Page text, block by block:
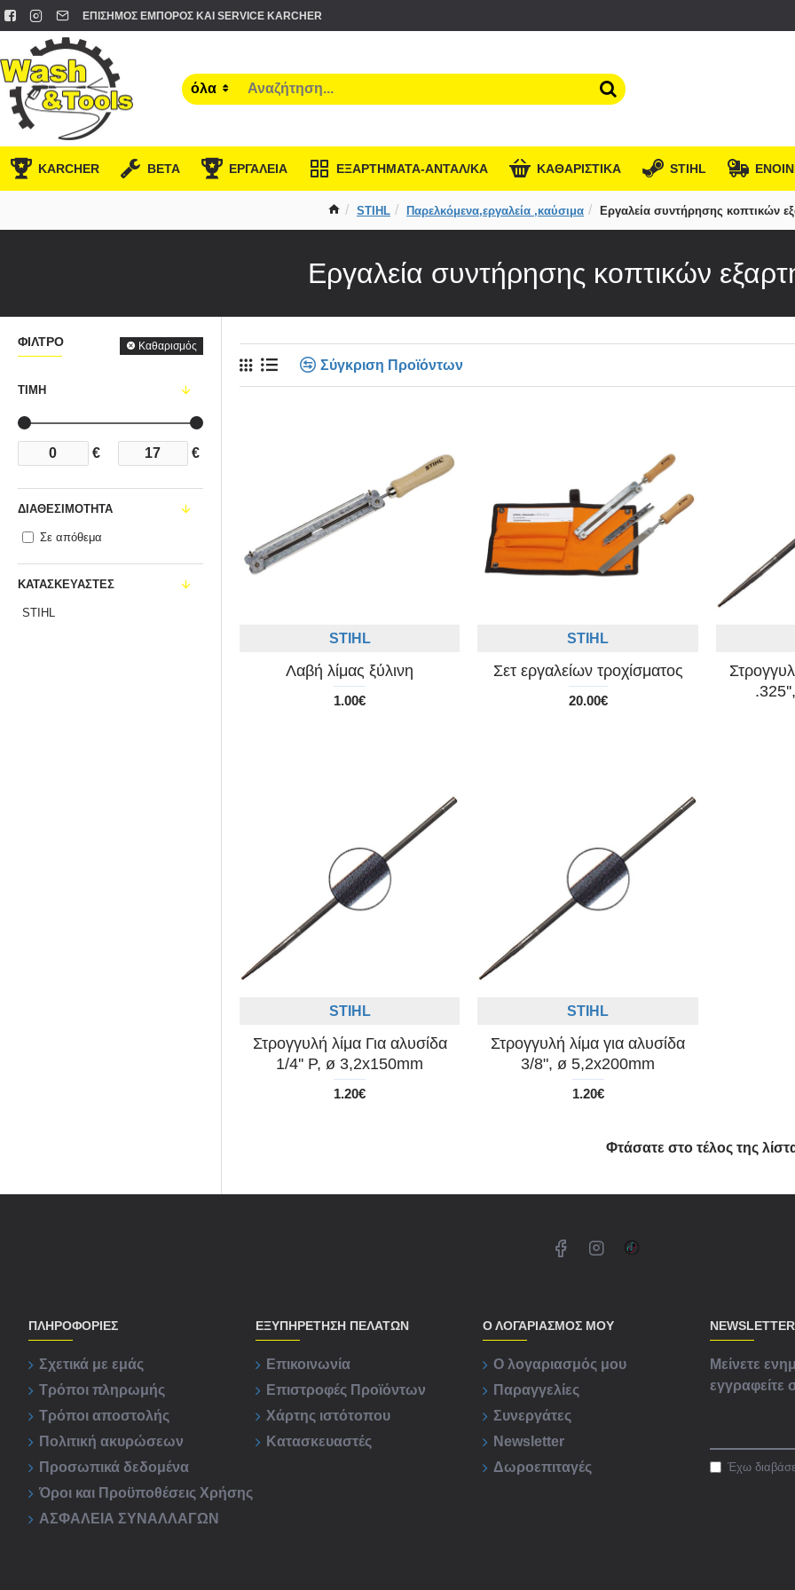
ΕΠΊΣΗΜΟΣ ΈΜΠΟΡΟΣ ΚΑΙ SERVICE KARCHER
όλα
KARCHER BETA ΕΡΓΑΛΕΙΑ ΕΞΑΡΤΗΜΑΤΑ-ΑΝΤΑΛ/ΚΑ KΑΘΑΡΙΣΤΙΚΑ STIHL
STIHL Παρελκόμενα,εργαλεία ,καύσιμα Εργαλεία συντήρησης κοπτικών
Εργαλεία συντήρησης κοπτικών
ΦΊΛΤΡΟ Καθαρισμός
ΤΙΜΉ
€ €
ΚΑΤΑΣΚΕΥΑΣΤΈΣ
STIHL
ΔΙΑΘΕΣΙΜΌΤΗΤΑ
Σε απόθεμα
Σύγκριση Προϊόντων
STIHL
Λαβή λίμας ξύλινη
1.00€
STIHL
Σετ εργαλείων τροχίσματος
20.00€
STIHL
Στρογγυλή λίμα Για αλυσίδα
1/4'' P, ø 3,2x150mm
1.20€
STIHL
Στρογγυλή λίμα για αλυσίδα
3/8", ø 5,2x200mm
1.20€
Φτάσατε στο τέλος της
ΠΛΗΡΟΦΟΡΊΕΣ
Σχετικά με εμάς
Τρόποι πληρωμής
Τρόποι αποστολής
Πολιτική ακυρώσεων
Προσωπικά δεδομένα
Όροι και Προϋποθέσεις Χρήσης
ΑΣΦΑΛΕΙΑ ΣΥΝΑΛΛΑΓΩΝ
ΕΞΥΠΗΡΈΤΗΣΗ ΠΕΛΑΤΏΝ
Επικοινωνία
Επιστροφές Προϊόντων
Χάρτης ιστότοπου
Κατασκευαστές
Ο ΛΟΓΑΡΙΑΣΜΟΣ ΜΟΥ
Ο λογαριασμός μου
Παραγγελίες
Συνεργάτες
Newsletter
Δωροεπιταγές
NEWSLETTER
Μείνετε
εγγραφείτε
Έχω